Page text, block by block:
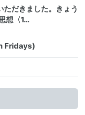
だきました。きょう
想〈1…
Fridays)